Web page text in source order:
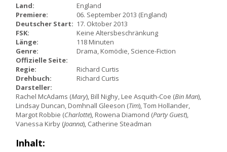
Land:
England
Premiere:
06. September 2013 (England)
Deutscher Start: 17. Oktober 2013
FSK:
Keine Altersbeschränkung
Länge:
118 Minuten
Genre:
Drama, Komödie, Science-Fiction
Offizielle Seite:
Regie:
Richard Curtis
Drehbuch:
Richard Curtis
Darsteller:
Rachel McAdams (Mary), Bill Nighy, Lee Asquith-Coe (Bin Man),
Lindsay Duncan, Domhnall Gleeson (Tim), Tom Hollander,
Margot Robbie (Charlotte), Rowena Diamond (Party Guest),
Vanessa Kirby (Joanna), Catherine Steadman
Inhalt: